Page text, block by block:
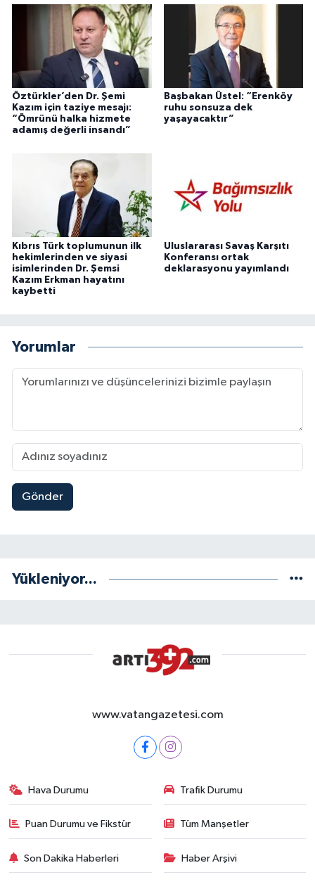
Öztürkler’den Dr. Şemi
Kazım için taziye mesajı:
“Ömrünü halka hizmete
adamış değerli insandı”
Başbakan Üstel: “Erenköy
ruhu sonsuza dek
yaşayacaktır”
Kıbrıs Türk toplumunun ilk
hekimlerinden ve siyasi
isimlerinden Dr. Şemsi
Kazım Erkman hayatını
kaybetti
Uluslararası Savaş Karşıtı
Konferansı ortak
deklarasyonu yayımlandı
Yorumlar
Gönder
Yükleniyor...
www.vatangazetesi.com
Hava Durumu Trafik Durumu
Puan Durumu ve Fikstür Tüm Manşetler
Son Dakika Haberleri Haber Arşivi